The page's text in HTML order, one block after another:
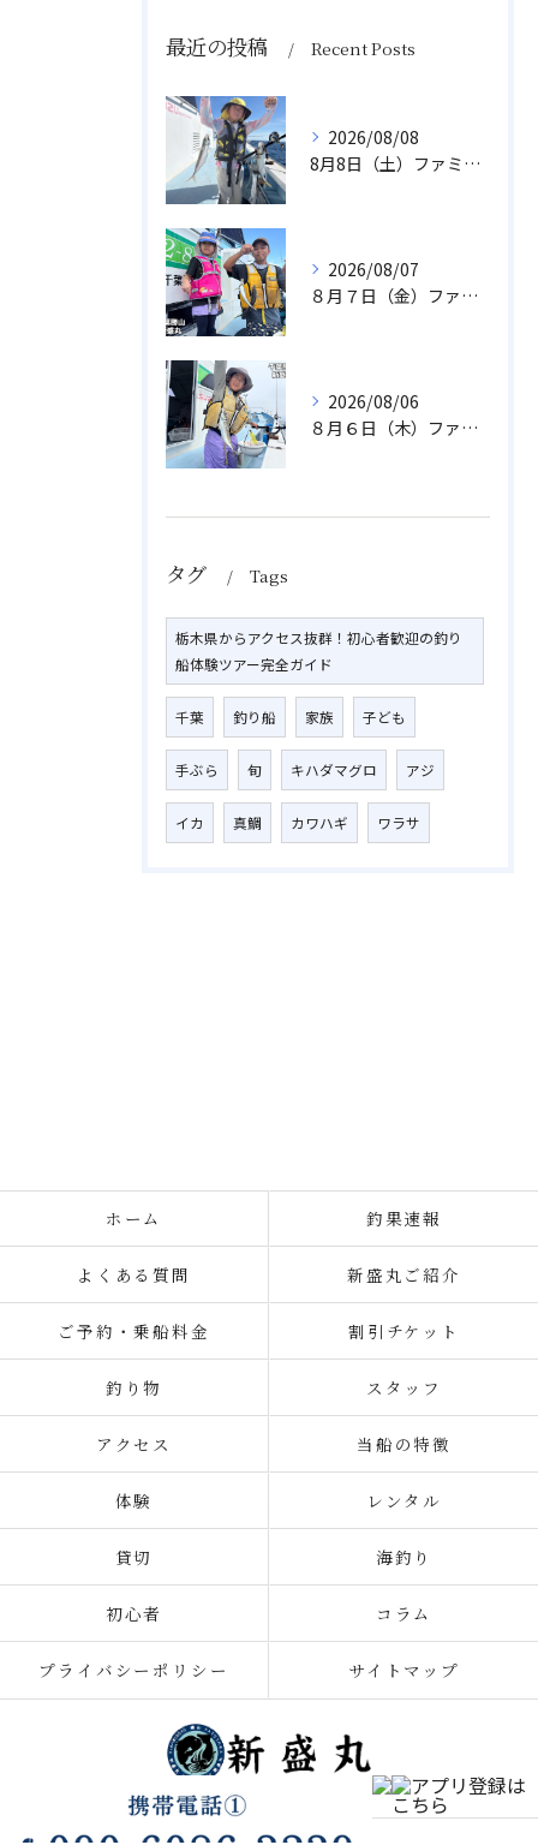
最近の投稿 Recent Posts
2026/08/08
8月8日（土）ファミリーアジ
2026/08/07
８月７日（金）ファミリフィッシング
2026/08/06
８月６日（木）ファミリフィッシング
タグ Tags
栃木県からアクセス抜群！初心者歓迎の釣り
船体験ツアー完全ガイド
千葉 釣り船 家族 子ども
手ぶら 旬 キハダマグロ アジ
イカ 真鯛 カワハギ ワラサ
ホーム 釣果速報
よくある質問 新盛丸ご紹介
ご予約・乗船料金 割引チケット
釣り物 スタッフ
アクセス 当船の特徴
体験 レンタル
貸切 海釣り
初心者 コラム
プライバシーポリシー サイトマップ